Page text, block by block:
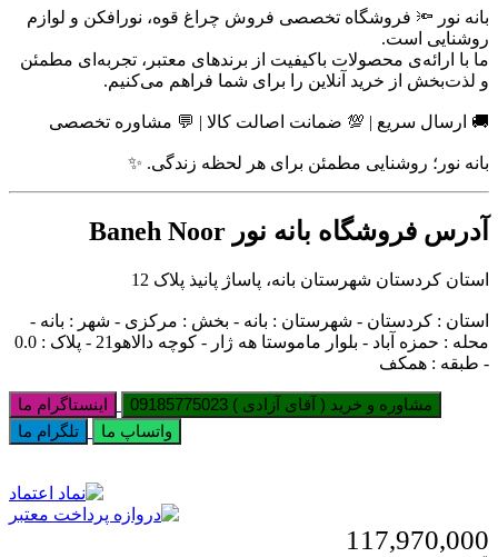
بانه نور 🔦 فروشگاه تخصصی فروش چراغ قوه، نورافکن و لوازم
روشنایی است.
ما با ارائه‌ی محصولات باکیفیت از برندهای معتبر، تجربه‌ای مطمئن
و لذت‌بخش از خرید آنلاین را برای شما فراهم می‌کنیم.
🚚 ارسال سریع | 💯 ضمانت اصالت کالا | 💬 مشاوره تخصصی
بانه نور؛ روشنایی مطمئن برای هر لحظه زندگی. ✨
آدرس فروشگاه بانه نور Baneh Noor
استان کردستان شهرستان بانه، پاساژ پانیذ پلاک 12
استان : کردستان - شهرستان : بانه - بخش : مرکزی - شهر : بانه -
محله : حمزه آباد - بلوار ماموستا هه ژار - کوچه دالاهو21 - پلاک : 0.0
- طبقه : همکف
مشاوره و خرید ( آقای آزادی ) 09185775023
اینستاگرام ما
واتساپ ما
تلگرام ما
117,970,000